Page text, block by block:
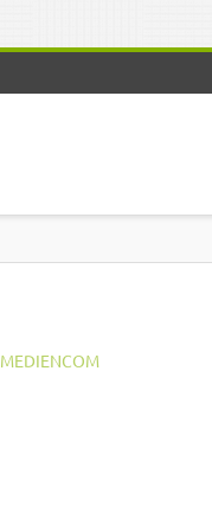
MEDIENCOM